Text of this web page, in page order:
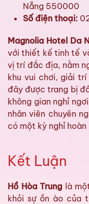
Nẵng 550000
Số điện thoại:
Magnolia Hotel Da
với thiết kế tinh tế
vị trí đắc địa, nằm
khu vui chơi, giải
đây được trang bị
không gian nghỉ
nhân viên chuyên
có một kỳ nghỉ
Kết Luận
Hồ Hòa Trung là
khỏi sự ồn ào của